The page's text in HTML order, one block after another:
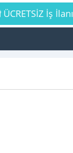
ÜCRETSİZ İş İlanı